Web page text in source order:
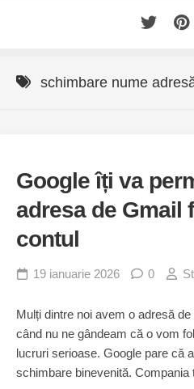
schimbare nume
Google îți va
adresa de Gmail
contul
19 ianuarie 2026 0
Mulți dintre noi avem o adresă
când nu ne gândeam că o vom
lucruri serioase. Google pare că
schimbare binevenită. Compania